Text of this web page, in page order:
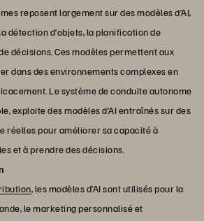
reposent largement sur des modèles d’AI,
détection d’objets, la planification de
décisions. Ces modèles permettent aux
dans des environnements complexes en
Le système de conduite autonome
exploite des modèles d’AI entraînés sur des
réelles pour améliorer sa capacité à
et à prendre des décisions.
, les modèles d’AI sont utilisés pour la
le marketing personnalisé et